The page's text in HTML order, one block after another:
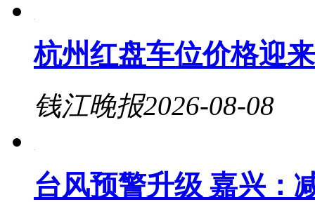
杭州红盘车位价格迎
钱江晚报2026-08-08
台风预警升级 嘉兴：